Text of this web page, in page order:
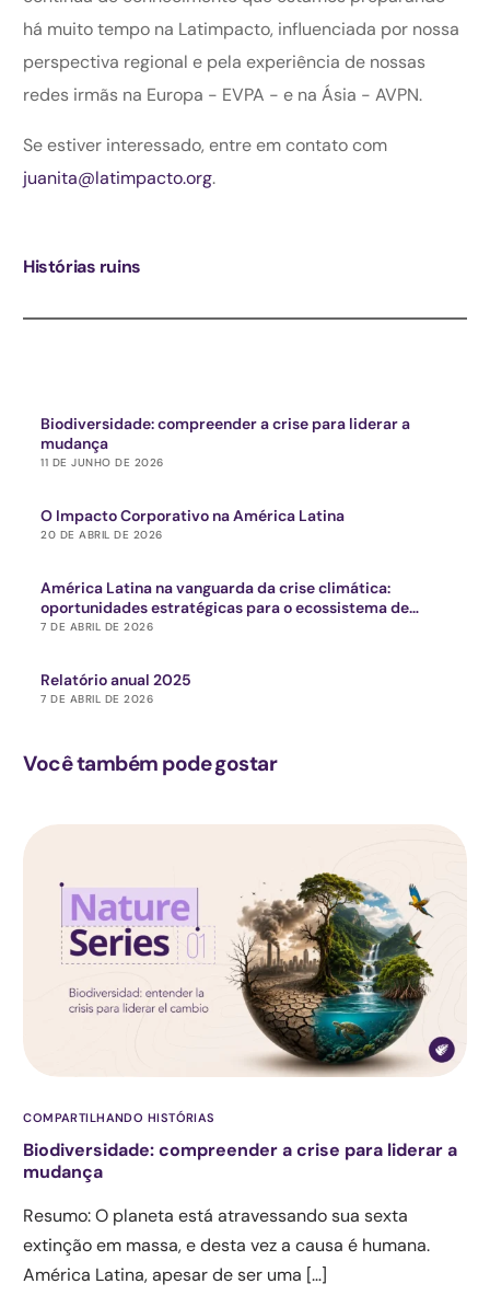
há muito tempo na Latimpacto, influenciada por nossa
perspectiva regional e pela experiência de nossas
redes irmãs na Europa - EVPA - e na Ásia - AVPN.
Se estiver interessado, entre em contato com
juanita@latimpacto.org.
Histórias ruins
Biodiversidade: compreender a crise para liderar a
mudança
11 DE JUNHO DE 2026
O Impacto Corporativo na América Latina
20 DE ABRIL DE 2026
América Latina na vanguarda da crise climática:
oportunidades estratégicas para o ecossistema de
impacto
7 DE ABRIL DE 2026
Relatório anual 2025
7 DE ABRIL DE 2026
Você também pode gostar
COMPARTILHANDO HISTÓRIAS
Biodiversidade: compreender a crise para liderar a
mudança
Resumo: O planeta está atravessando sua sexta
extinção em massa, e desta vez a causa é humana.
América Latina, apesar de ser uma […]